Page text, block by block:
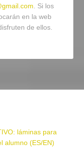
. Si los
en la web
de ellos.
láminas para
alumno (ES/EN)